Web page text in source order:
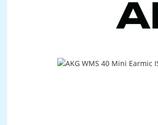
Bildergalerie überspringen